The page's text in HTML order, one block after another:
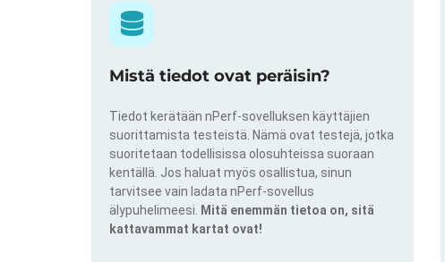
Mistä tiedot ovat peräisin?
Tiedot kerätään nPerf-sovelluksen käyttäjien
suorittamista testeistä. Nämä ovat testejä, jotka
suoritetaan todellisissa olosuhteissa suoraan
kentällä. Jos haluat myös osallistua, sinun
tarvitsee vain ladata nPerf-sovellus
älypuhelimeesi.
Mitä enemmän tietoa on, sitä
kattavammat kartat ovat!